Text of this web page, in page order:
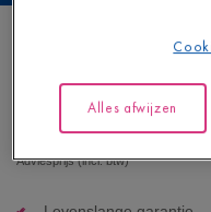
Geoxideerde
VINYL - ORO BASE |
43,95 €/m²
Adviesprijs (incl. btw)
Alles afwijzen